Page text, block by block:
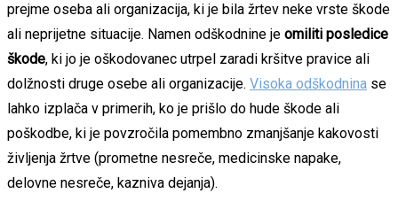
prejme oseba ali organizacija, ki je bila žrtev neke vrste škode
ali neprijetne situacije. Namen odškodnine je omiliti posledice
škode, ki jo je oškodovanec utrpel zaradi kršitve pravice ali
dolžnosti druge osebe ali organizacije. Visoka odškodnina se
lahko izplača v primerih, ko je prišlo do hude škode ali
poškodbe, ki je povzročila pomembno zmanjšanje kakovosti
življenja žrtve (prometne nesreče, medicinske napake,
delovne nesreče, kazniva dejanja).